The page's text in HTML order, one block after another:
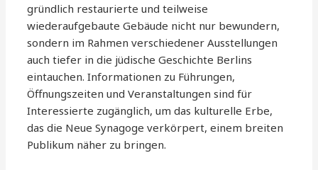
gründlich restaurierte und teilweise
wiederaufgebaute Gebäude nicht nur bewundern,
sondern im Rahmen verschiedener Ausstellungen
auch tiefer in die jüdische Geschichte Berlins
eintauchen. Informationen zu Führungen,
Öffnungszeiten und Veranstaltungen sind für
Interessierte zugänglich, um das kulturelle Erbe,
das die Neue Synagoge verkörpert, einem breiten
Publikum näher zu bringen.